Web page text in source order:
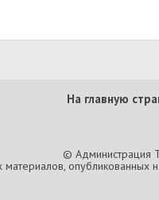
На главную
© Администрация
опубликованных